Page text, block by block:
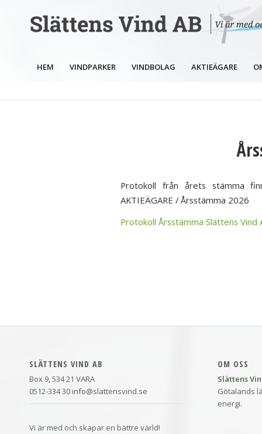
HEM VINDPARKER VINDBOLAG AKTIEÄGARE
Protokoll från årets stämma
AKTIEÄGARE / Årsstämma 2026
Protokoll Årsstämma Slättens
SLÄTTENS VIND AB
Box 9, 534 21 VARA
0512-334 30 info@slattensvind.se
Vi är med och skapar en bättre värld!
OM OSS
Slättens
Götalands
energi.